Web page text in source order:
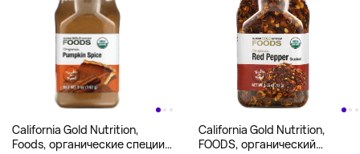
California Gold Nutrition,
Foods, органические специи
California Gold Nutrition,
FOODS, органический